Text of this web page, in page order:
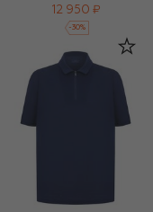
12 950 ₽
-30%